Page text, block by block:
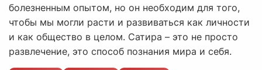
болезненным опытом, но он необходим для того,
чтобы мы могли расти и развиваться как личности
и как общество в целом. Сатира – это не просто
развлечение, это способ познания мира и себя.